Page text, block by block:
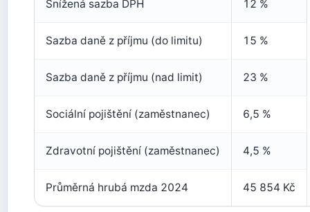
Snížená sazba DPH 12 %
Sazba daně z příjmu (do limitu) 15 %
Sazba daně z příjmu (nad limit) 23 %
Sociální pojištění (zaměstnanec) 6,5 %
Zdravotní pojištění (zaměstnanec) 4,5 %
Průměrná hrubá mzda 2024 45 854 Kč